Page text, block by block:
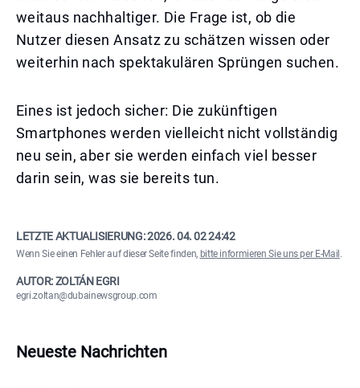
weitaus nachhaltiger. Die Frage ist, ob die
Nutzer diesen Ansatz zu schätzen wissen oder
weiterhin nach spektakulären Sprüngen suchen.
Eines ist jedoch sicher: Die zukünftigen
Smartphones werden vielleicht nicht vollständig
neu sein, aber sie werden einfach viel besser
darin sein, was sie bereits tun.
LETZTE AKTUALISIERUNG:2026. 04. 02 24:42
Wenn Sie einen Fehler auf dieser Seite finden, bitte informieren Sie uns per E-Mail .
AUTOR: ZOLTÁN EGRI
egri.zoltan@dubainewsgroup.com
Neueste Nachrichten